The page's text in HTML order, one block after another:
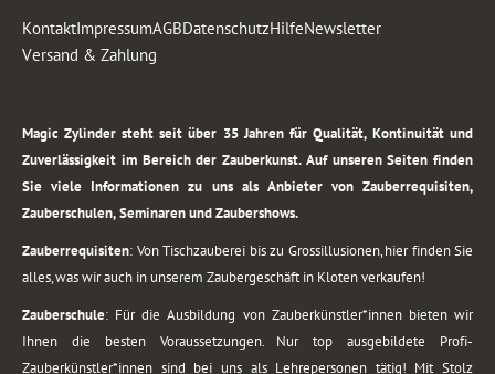
KontaktImpressumAGBDatenschutzHilfeNewsletter
Versand & Zahlung
Magic Zylinder steht seit über 35 Jahren für Qualität, Kontinuität und
Zuverlässigkeit im Bereich der Zauberkunst. Auf unseren Seiten finden
Sie viele Informationen zu uns als Anbieter von Zauberrequisiten,
Zauberschulen, Seminaren und Zaubershows.
Zauberrequisiten: Von Tischzauberei bis zu Grossillusionen, hier finden Sie
alles, was wir auch in unserem Zaubergeschäft in Kloten verkaufen!
Zauberschule: Für die Ausbildung von Zauberkünstler*innen bieten wir
Ihnen die besten Voraussetzungen. Nur top ausgebildete Profi-
Zauberkünstler*innen sind bei uns als Lehrepersonen tätig! Mit Stolz